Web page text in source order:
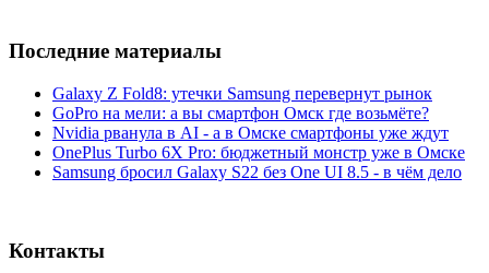
Последние материалы
Galaxy Z Fold8: утечки Samsung перевернут рынок
GoPro на мели: а вы смартфон Омск где возьмёте?
Nvidia рванула в AI - а в Омске смартфоны уже ждут
OnePlus Turbo 6X Pro: бюджетный монстр уже в Омске
Samsung бросил Galaxy S22 без One UI 8.5 - в чём дело
Контакты